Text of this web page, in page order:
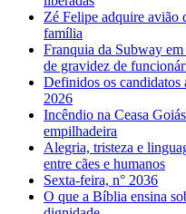
Zé Felipe adquire avião
família
Franquia da Subway
de gravidez de
Definidos os candidatos
2026
Incêndio na Ceasa
empilhadeira
Alegria, tristeza e
entre cães e humanos
Sexta-feira, n° 2036
O que a Bíblia ensina